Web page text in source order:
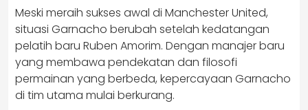
Meski meraih sukses awal di Manchester United,
situasi Garnacho berubah setelah kedatangan
pelatih baru Ruben Amorim. Dengan manajer baru
yang membawa pendekatan dan filosofi
permainan yang berbeda, kepercayaan Garnacho
di tim utama mulai berkurang.